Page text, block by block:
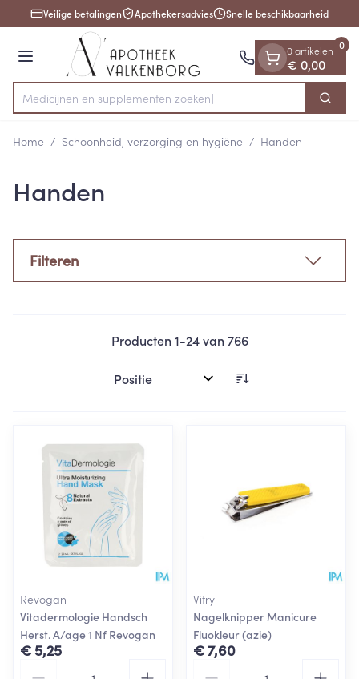
Ga naar de inhoud
1 van 1Veilige betalingen Apothekersadvies Snelle beschikbaarheid
Menu
Product, merk, categorie...
Medicijnen en s Zoek
0 artikelen
€ 0,00
0
Home / Schoonheid, verzorging en hygiëne / Handen
Handen
Filteren
Producten1-24van766
Sorteer op:
Revogan
Vitadermologie Handsch
Herst. A/age 1 Nf Revogan
€ 5,25
Vitry
Nagelknipper Manicure
Fluokleur (azie)
€ 7,60